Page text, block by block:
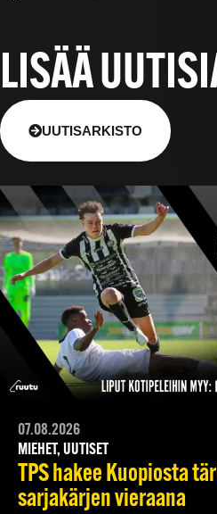
LISÄÄ
UUTISARKISTO
07.08.2026
MIEHET, UUTISET
TPS hakee Kuopiosta
sarjakärjen vieraana